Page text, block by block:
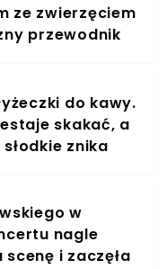
ze zwierzęciem
przewodnik
do kawy.
skakać, a
znika
w
nagle
scenę i zaczęła